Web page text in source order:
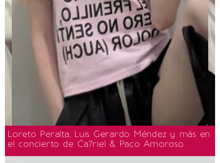
Loreto Peralta, Luis Gerardo Méndez y más en
el concierto de Ca7riel & Paco Amoroso